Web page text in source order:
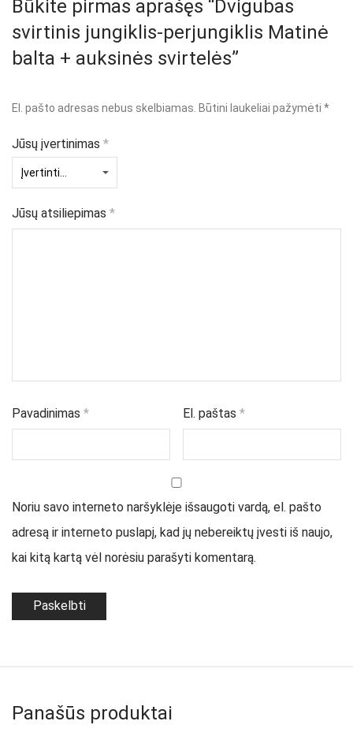
Būkite pirmas aprašęs “Dvigubas
svirtinis jungiklis-perjungiklis Matinė
balta + auksinės svirtelės”
El. pašto adresas nebus skelbiamas. Būtini laukeliai pažymėti *
Jūsų įvertinimas *
Jūsų atsiliepimas *
Pavadinimas * El. paštas*
Noriu savo interneto naršyklėje išsaugoti vardą, el. pašto
adresą ir interneto puslapį, kad jų nebereiktų įvesti iš naujo,
kai kitą kartą vėl norėsiu parašyti komentarą.
Panašūs produktai